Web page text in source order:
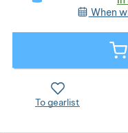
When
To gearlist
Show more
Show more
Show more
Show more
Show more